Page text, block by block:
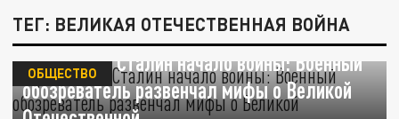
ТЕГ: ВЕЛИКАЯ ОТЕЧЕСТВЕННАЯ ВОЙНА
Проспал ли Сталин начало войны: Военный
обозреватель развенчал мифы о Великой
ОБЩЕСТВО